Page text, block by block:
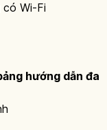
có Wi-Fi
hướng dẫn đa